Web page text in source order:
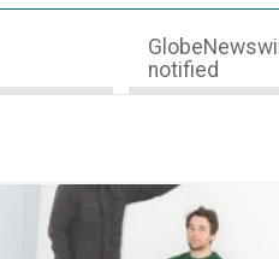
notified